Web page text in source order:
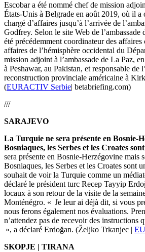
Escobar a été nommé chef de mission
États-Unis à Belgrade en août 2019, où il a
chargé d’affaires jusqu’à l’arrivée de
Godfrey. Selon le site Web de l’ambassade
été précédemment coordinateur des
affaires de l’hémisphère occidental du
mission adjoint à l’ambassade de La Paz,
à Peshawar, au Pakistan, et responsable de
reconstruction provinciale américaine à
(EURACTIV Serbie| betabriefing.com)
///
SARAJEVO
La Turquie ne sera présente en Bosnie-
Bosniaques, les Serbes et les Croates
sera présente en Bosnie-Herzégovine mais
Bosniaques, les Serbes et les Croates sont
souhait de voir la Turquie comme un
déclaré le président turc Recep Tayyip
locaux à son retour de la visite de la
Monténégro. « Je leur ai déjà dit, si vous
nous ferons également nos évaluations.
n’attendez pas de recevoir des instructions
», a déclaré Erdoğan. (Željko Trkanjec |
SKOPJE | TIRANA